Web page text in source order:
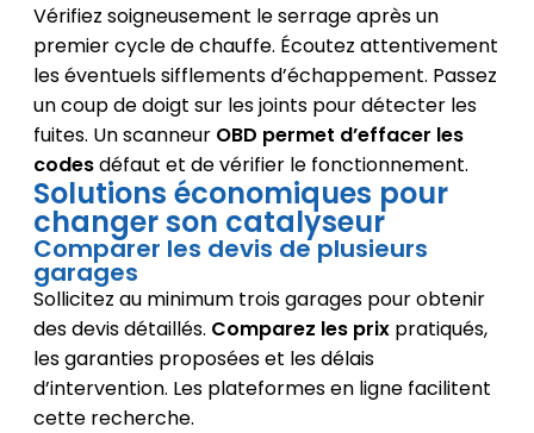
Vérifiez soigneusement le serrage après un
premier cycle de chauffe. Écoutez attentivement
les éventuels sifflements d’échappement. Passez
un coup de doigt sur les joints pour détecter les
fuites. Un scanneur OBD permet d’effacer les
codesdéfaut et de vérifier le fonctionnement.
Solutions économiques pour
changer son catalyseur
Comparer les devis de plusieurs
garages
Sollicitez au minimum trois garages pour obtenir
des devis détaillés. Comparez les prixpratiqués,
les garanties proposées et les délais
d’intervention. Les plateformes en ligne facilitent
cette recherche.